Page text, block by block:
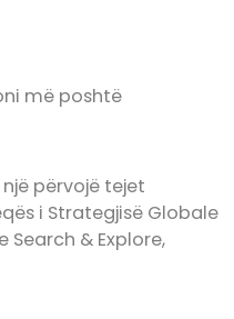
më poshtë
një përvojë tejet
i Strategjisë Globale
Search & Explore,